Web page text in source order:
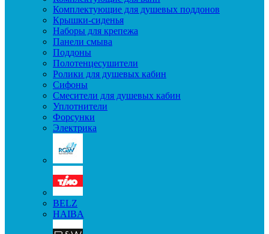
Комплектующие для душевых поддонов
Крышки-сиденья
Наборы для крепежа
Панели смыва
Поддоны
Полотенцесушители
Ролики для душевых кабин
Сифоны
Смесители для душевых кабин
Уплотнители
Форсунки
Электрика
BELZ
HAIBA